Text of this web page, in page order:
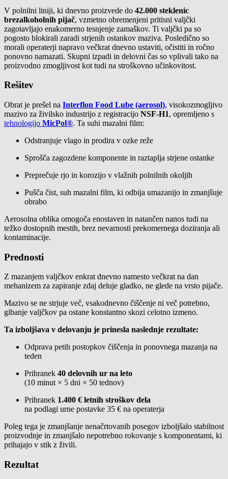
V polnilni liniji, ki dnevno proizvede do 42.000 steklenic
brezalkoholnih pijač, vzmetno obremenjeni pritisni valjčki
zagotavljajo enakomerno tesnjenje zamaškov. Ti valjčki pa so
pogosto blokirali zaradi strjenih ostankov maziva. Posledično so
morali operaterji napravo večkrat dnevno ustaviti, očistiti in ročno
ponovno namazati. Skupni izpadi in delovni čas so vplivali tako na
proizvodno zmogljivost kot tudi na stroškovno učinkovitost.
Rešitev
Obrat je prešel na Interflon Food Lube (aerosol), visokozmogljivo
mazivo za živilsko industrijo z registracijo NSF-H1, opremljeno s
tehnologijo MicPol®. Ta suhi mazalni film:
Odstranjuje vlago in prodira v ozke reže
Sprošča zagozdene komponente in raztaplja strjene ostanke
Preprečuje rjo in korozijo v vlažnih polnilnih okoljih
Pušča čist, suh mazalni film, ki odbija umazanijo in zmanjšuje
obrabo
Aerosolna oblika omogoča enostaven in natančen nanos tudi na
težko dostopnih mestih, brez nevarnosti prekomernega doziranja ali
kontaminacije.
Prednosti
Z mazanjem valjčkov enkrat dnevno namesto večkrat na dan
mehanizem za zapiranje zdaj deluje gladko, ne glede na vrsto pijače.
Mazivo se ne strjuje več, vsakodnevno čiščenje ni več potrebno,
gibanje valjčkov pa ostane konstantno skozi celotno izmeno.
Ta izboljšava v delovanju je prinesla naslednje rezultate:
Odprava petih postopkov čiščenja in ponovnega mazanja na
teden
Prihranek 40 delovnih ur na leto
(10 minut × 5 dni × 50 tednov)
Prihranek 1.400 € letnih stroškov dela
na podlagi urne postavke 35 € na operaterja
Poleg tega je zmanjšanje nenačrtovanih posegov izboljšalo stabilnost
proizvodnje in zmanjšalo nepotrebno rokovanje s komponentami, ki
prihajajo v stik z živili.
Rezultat